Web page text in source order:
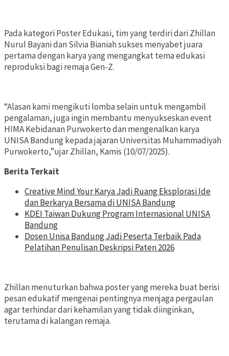
Pada kategori Poster Edukasi, tim yang terdiri dari Zhillan
Nurul Bayani dan Silvia Bianiah sukses menyabet juara
pertama dengan karya yang mengangkat tema edukasi
reproduksi bagi remaja Gen-Z.
“Alasan kami mengikuti lomba selain untuk mengambil
pengalaman, juga ingin membantu menyukseskan event
HIMA Kebidanan Purwokerto dan mengenalkan karya
UNISA Bandung kepada jajaran Universitas Muhammadiyah
Purwokerto,”ujar Zhillan, Kamis (10/07/2025).
Berita Terkait
Creative Mind Your Karya Jadi Ruang Eksplorasi Ide
dan Berkarya Bersama di UNISA Bandung
KDEI Taiwan Dukung Program Internasional UNISA
Bandung
Dosen Unisa Bandung Jadi Peserta Terbaik Pada
Pelatihan Penulisan Deskripsi Paten 2026
Zhillan menuturkan bahwa poster yang mereka buat berisi
pesan edukatif mengenai pentingnya menjaga pergaulan
agar terhindar dari kehamilan yang tidak diinginkan,
terutama di kalangan remaja.